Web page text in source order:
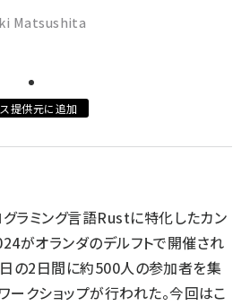
Matsushita
提供元に追加
ラミング言語Rustに特化したカン
がオランダのデルフトで開催され
日の2日間に約500人の参加者を集
ークショップが行われた。今回はこ